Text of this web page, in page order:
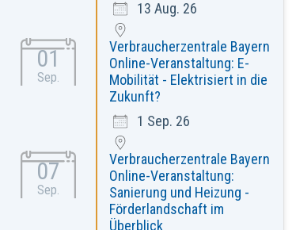
13 Aug. 26
01
Sep.
Verbraucherzentrale Bayern
Online-Veranstaltung: E-
Mobilität - Elektrisiert in die
Zukunft?
1 Sep. 26
07
Sep.
Verbraucherzentrale Bayern
Online-Veranstaltung:
Sanierung und Heizung -
Förderlandschaft im
Überblick